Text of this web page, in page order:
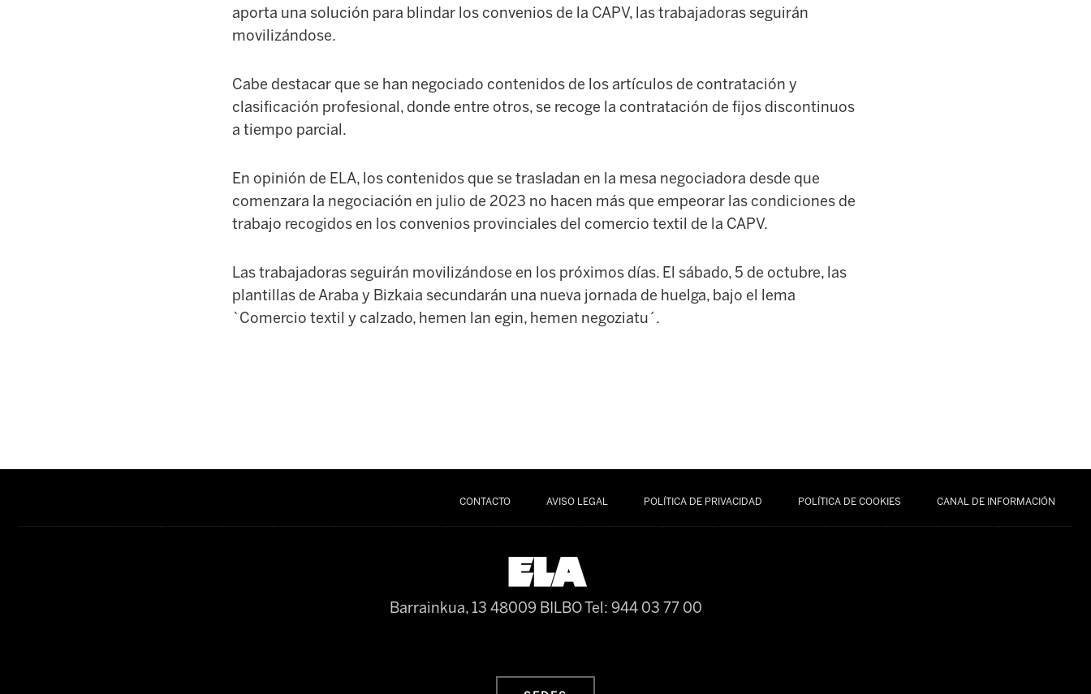
aporta una solución para blindar los convenios de la CAPV, las trabajadoras seguirán
movilizándose.
Cabe destacar que se han negociado contenidos de los artículos de contratación y
clasificación profesional, donde entre otros, se recoge la contratación de fijos discontinuos
a tiempo parcial.
En opinión de ELA, los contenidos que se trasladan en la mesa negociadora desde que
comenzara la negociación en julio de 2023 no hacen más que empeorar las condiciones de
trabajo recogidos en los convenios provinciales del comercio textil de la CAPV.
Las trabajadoras seguirán movilizándose en los próximos días. El sábado, 5 de octubre, las
plantillas de Araba y Bizkaia secundarán una nueva jornada de huelga, bajo el lema
`Comercio textil y calzado, hemen lan egin, hemen negoziatu´.
CONTACTO AVISO LEGAL POLÍTICA DE PRIVACIDAD POLÍTICA DE COOKIES CANAL DE INFORMACIÓN
Barrainkua, 13 48009 BILBOTel: 944 03 77 00